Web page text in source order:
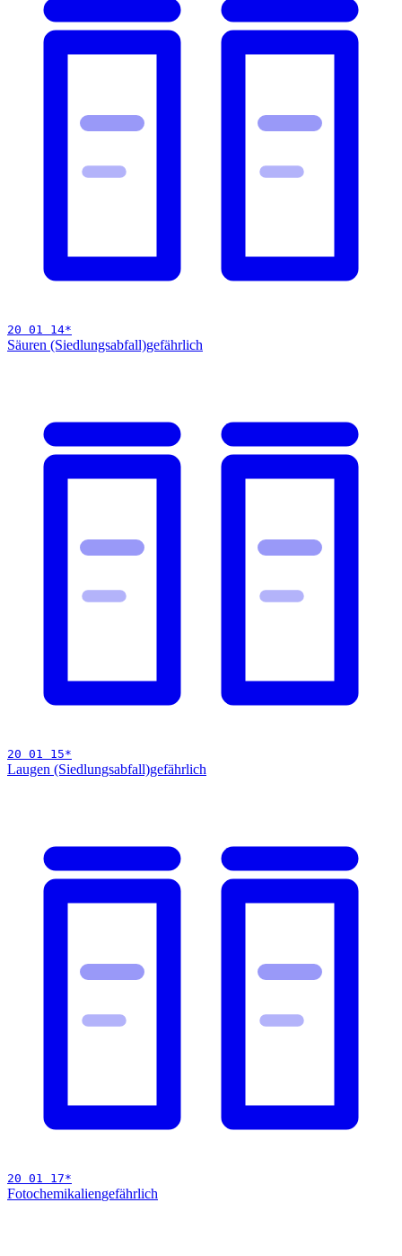
20 01 14*
Säuren (Siedlungsabfall)gefährlich
20 01 15*
Laugen (Siedlungsabfall)gefährlich
20 01 17*
Fotochemikaliengefährlich